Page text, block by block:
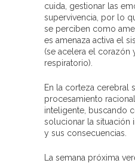
cuida, gestionar las
supervivencia, por lo
se perciben como
es amenaza activa el
(se acelera el corazón
respiratorio).
En la corteza cerebral
procesamiento
inteligente, buscando
solucionar la situación
y sus consecuencias.
La semana próxima